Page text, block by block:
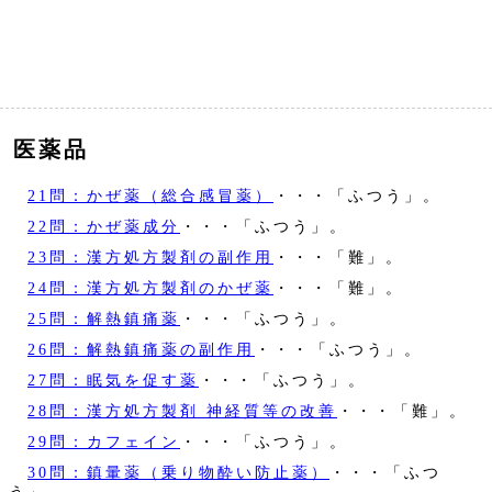
医薬品
21問：かぜ薬（総合感冒薬）
・・・「ふつう」。
22問：かぜ薬成分 ・・・「ふつう」。
23問：漢方処方製剤の副作用
・・・「難」。
24問：漢方処方製剤のかぜ薬 ・・・「難」。
25問：解熱鎮痛薬 ・・・「ふつう」。
26問：解熱鎮痛薬の副作用
・・・「ふつう」。
27問：眠気を促す薬 ・・・「ふつう」。
28問：漢方処方製剤 神経質等の改善 ・・・「難」。
29問：カフェイン
・・・「ふつう」。
30問：鎮暈薬（乗り物酔い防止薬）
・・・「ふつ